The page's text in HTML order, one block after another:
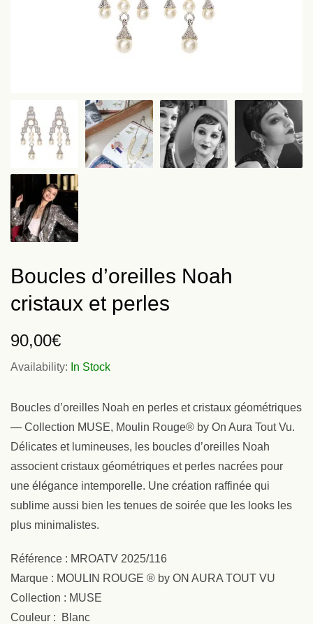
Boucles d’oreilles Noah
cristaux et perles
90,00€
Availability: In Stock
Boucles d’oreilles Noah en perles et cristaux géométriques
— Collection MUSE, Moulin Rouge® by On Aura Tout Vu.
Délicates et lumineuses, les boucles d’oreilles Noah
associent cristaux géométriques et perles nacrées pour
une élégance intemporelle. Une création raffinée qui
sublime aussi bien les tenues de soirée que les looks les
plus minimalistes.
Référence : MROATV 2025/116
Marque : MOULIN ROUGE ® by ON AURA TOUT VU
Collection : MUSE
Couleur : Blanc